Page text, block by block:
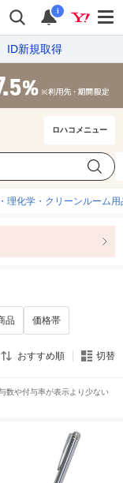
i
ID新規取得
ロハコメニュー
理化学・クリーンルーム用
品 価格帯
おすすめ順 切替
数や付与率が表示より少ない